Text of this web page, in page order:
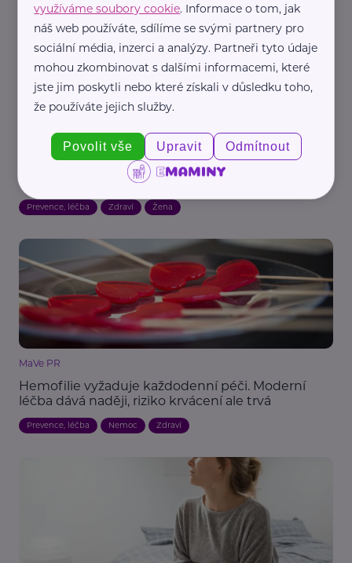
Loono, z. s.
Co je předrakovinné stadium děložního čípku?
Nepodceňujte prevenci
Prevence, léčba Zdraví Žena
MaVe PR
Hemofilie vyžaduje každodenní péči. Moderní
léčba dává naději, riziko krvácení ale trvá
Prevence, léčba Nemoc Zdraví
využíváme soubory cookie. Informace o tom, jak
náš web používáte, sdílíme se svými partnery pro
sociální média, inzerci a analýzy. Partneři tyto údaje
mohou zkombinovat s dalšími informacemi, které
jste jim poskytli nebo které získali v důsledku toho,
že používáte jejich služby.
Povolit vše Upravit Odmítnout